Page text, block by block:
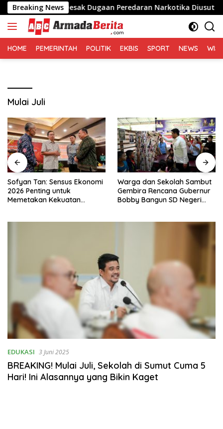
Langsung
ke
konten
Breaking News
Medan, Desak Dugaan Peredaran Narkotika Diusut
HOME PEMERINTAH POLITIK EKBIS SPORT NEWS
Mulai Juli
Sofyan Tan: Sensus Ekonomi
2026 Penting untuk
Memetakan Kekuatan
Warga dan Sekolah Sambut
Gembira Rencana Gubernur
Bobby Bangun SD Negeri
EDUKASI 3 Juni 2025
BREAKING! Mulai Juli, Sekolah di Sumut Cuma 5
Hari! Ini Alasannya yang Bikin Kaget